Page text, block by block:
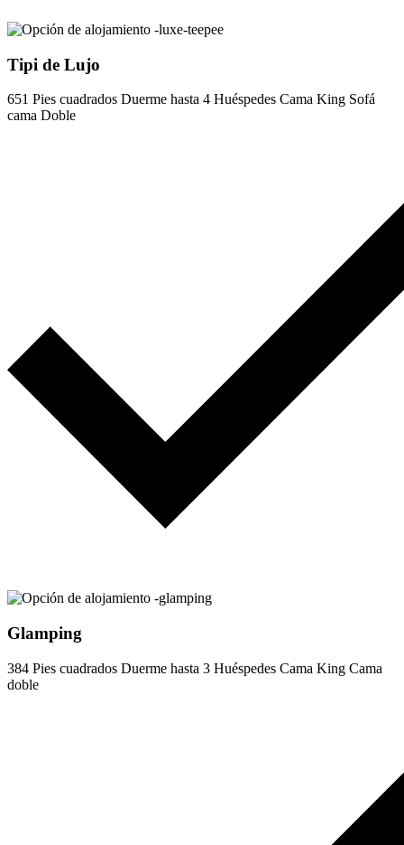
Tipi de Lujo
651 Pies cuadrados Duerme hasta 4 Huéspedes Cama King Sofá
cama Doble
Glamping
384 Pies cuadrados Duerme hasta 3 Huéspedes Cama King Cama
doble